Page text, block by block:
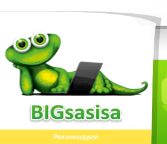
Рекомендуем